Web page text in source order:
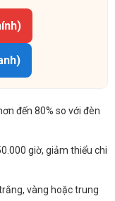
đến 80% so với đèn
giờ, giảm thiểu chi
vàng hoặc trung